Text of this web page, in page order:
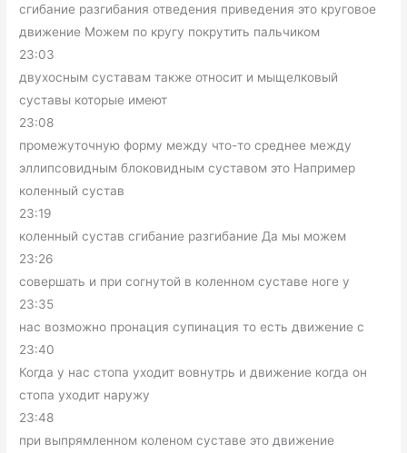
сгибание разгибания отведения приведения это круговое
движение Можем по кругу покрутить пальчиком
23:03
двухосным суставам также относит и мыщелковый
суставы которые имеют
23:08
промежуточную форму между что-то среднее между
эллипсовидным блоковидным суставом это Например
коленный сустав
23:19
коленный сустав сгибание разгибание Да мы можем
23:26
совершать и при согнутой в коленном суставе ноге у
23:35
нас возможно пронация супинация то есть движение с
23:40
Когда у нас стопа уходит вовнутрь и движение когда он
стопа уходит наружу
23:48
при выпрямленном коленом суставе это движение